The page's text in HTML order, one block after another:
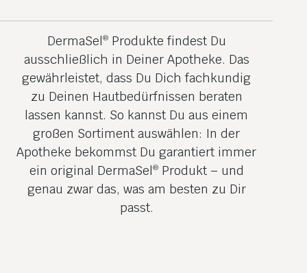
DermaSel®Produkte findest Du
ausschließlich in Deiner Apotheke. Das
gewährleistet, dass Du Dich fachkundig
zu Deinen Hautbedürfnissen beraten
lassen kannst. So kannst Du aus einem
großen Sortiment auswählen: In der
Apotheke bekommst Du garantiert immer
ein original DermaSel®Produkt – und
genau zwar das, was am besten zu Dir
passt.